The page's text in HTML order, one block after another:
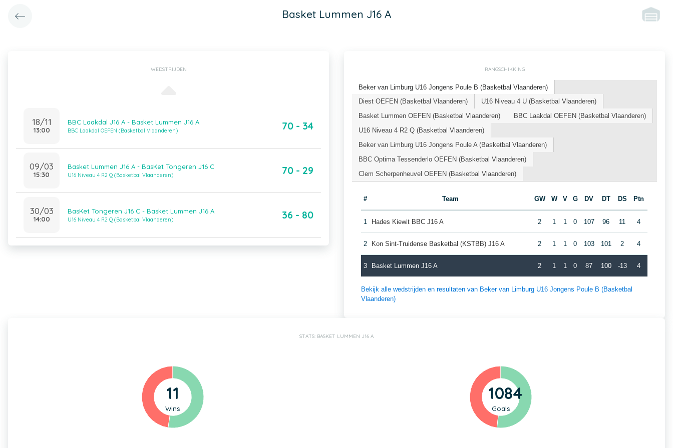
Basket Lummen J16 A
WEDSTRIJDEN
18/11
13:00
BBC Laakdal J16 A - Basket Lummen J16 A
BBC Laakdal OEFEN (Basketbal Vlaanderen) 70 - 34
09/03
15:30
Basket Lummen J16 A - BasKet Tongeren J16 C
U16 Niveau 4 R2 Q (Basketbal Vlaanderen) 70 - 29
30/03
14:00
BasKet Tongeren J16 C - Basket Lummen J16 A
U16 Niveau 4 R2 Q (Basketbal Vlaanderen) 36 - 80
RANGSCHIKKING
Beker van Limburg U16 Jongens Poule B (Basketbal Vlaanderen)
Diest OEFEN (Basketbal Vlaanderen)
U16 Niveau 4 U (Basketbal Vlaanderen)
Basket Lummen OEFEN (Basketbal Vlaanderen)
BBC Laakdal OEFEN (Basketbal Vlaanderen)
U16 Niveau 4 R2 Q (Basketbal Vlaanderen)
Beker van Limburg U16 Jongens Poule A (Basketbal Vlaanderen)
BBC Optima Tessenderlo OEFEN (Basketbal Vlaanderen)
Clem Scherpenheuvel OEFEN (Basketbal Vlaanderen)
# Team GW W V G DV DT DS Ptn
1 Hades Kiewit BBC J16 A 2 1 1 0 107 96 11 4
2 Kon Sint-Truidense Basketbal (KSTBB) J16 A 2 1 1 0 103 101 2 4
3 Basket Lummen J16 A 2 1 1 0 87 100 -13 4
Bekijk alle wedstrijden en resultaten van Beker van Limburg U16 Jongens Poule B (Basketbal
Vlaanderen)
STATS: BASKET LUMMEN J16 A
11
Wins
1084
Goals